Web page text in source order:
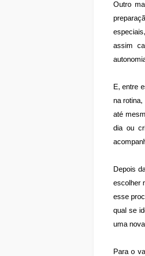
Outro
assim
E, entre
na
até
dia ou
Depois
escolher
esse
qual se
uma
Para o